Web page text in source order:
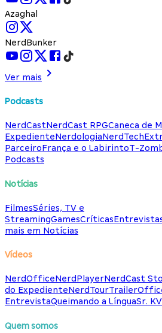
Azaghal
NerdBunker
Ver mais
Podcasts
NerdCastNerdCast RPGCaneca de
ExpedienteNerdologiaNerdTech
ParceiroFrança e o LabirintoT-
Podcasts
Notícias
FilmesSéries, TV e
StreamingGamesCríticas
mais em Notícias
Vídeos
NerdOfficeNerdPlayerNerdCast
do ExpedienteNerdTour
EntrevistaQueimando a LínguaSr. K
Quem somos